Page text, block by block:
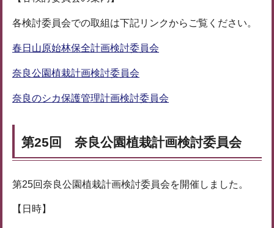
各検討委員会での取組は下記リンクからご覧ください。
春日山原始林保全計画検討委員会
奈良公園植栽計画検討委員会
奈良のシカ保護管理計画検討委員会
第25回 奈良公園植栽計画検討委員会
第25回奈良公園植栽計画検討委員会を開催しました。
【日時】